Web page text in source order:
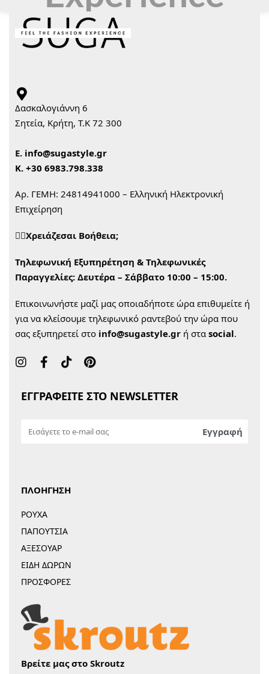
Δασκαλογιάννη 6
Σητεία, Κρήτη, Τ.Κ 72 300
Ε. info@sugastyle.gr
Κ. +30 6983.798.338
Αρ. ΓΕΜΗ: 24814941000 – Ελληνική Ηλεκτρονική
Επιχείρηση
🙋‍♀️Χρειάζεσαι Βοήθεια;
Τηλεφωνική Εξυπηρέτηση & Τηλεφωνικές
Παραγγελίες: Δευτέρα – Σάββατο 10:00 – 15:00.
Επικοινωνήστε μαζί μας οποιαδήποτε ώρα επιθυμείτε ή
για να κλείσουμε τηλεφωνικό ραντεβού την ώρα που
σας εξυπηρετεί στο info@sugastyle.gr ή στα social.
ΕΓΓΡΑΦΕΙΤΕ ΣΤΟ NEWSLETTER
ΠΛΟΗΓΗΣΗ
ΡΟΥΧΑ
ΠΑΠΟΥΤΣΙΑ
ΑΞΕΣΟΥΑΡ
ΕΙΔΗ ΔΩΡΩΝ
ΠΡΟΣΦΟΡΕΣ
Βρείτε μας στο Skroutz